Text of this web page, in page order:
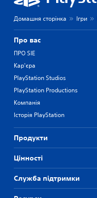
Домашня сторінка Ігри
Про вас
ПРО SIE
Кар'єра
PlayStation Studios
PlayStation Productions
Компанія
Історія PlayStation
Продукти
Цiнностi
Служба підтримки